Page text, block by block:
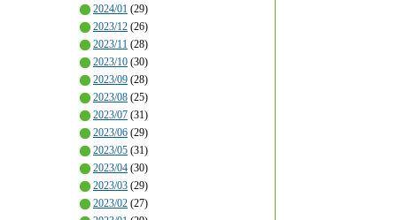
2024/01 (29)
2023/12 (26)
2023/11 (28)
2023/10 (30)
2023/09 (28)
2023/08 (25)
2023/07 (31)
2023/06 (29)
2023/05 (31)
2023/04 (30)
2023/03 (29)
2023/02 (27)